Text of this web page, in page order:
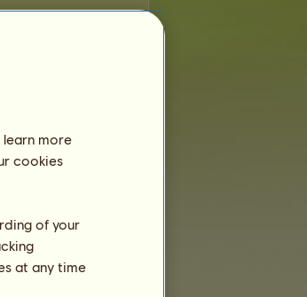
more
cookies
of your
at any time